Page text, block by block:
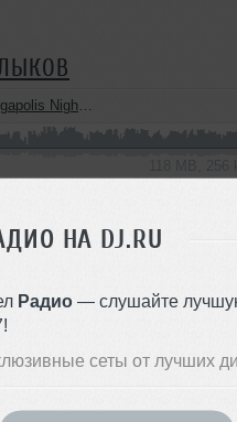
НА DJ.RU
Радио — слушайте
сеты от лучших
28.07.2026
Story Records]
10 MB, 256